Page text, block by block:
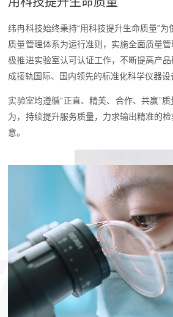
纬冉科技始终秉持“用科技提升生命质量”
质量管理体系为运行准则，实施全面质量
极推进实验室认可认证工作，不断提高产
成接轨国际、国内领先的标准化科学仪器设
实验室均遵循“正直、精美、合作、共赢”
为，持续提升服务质量，力求输出精准的
意。